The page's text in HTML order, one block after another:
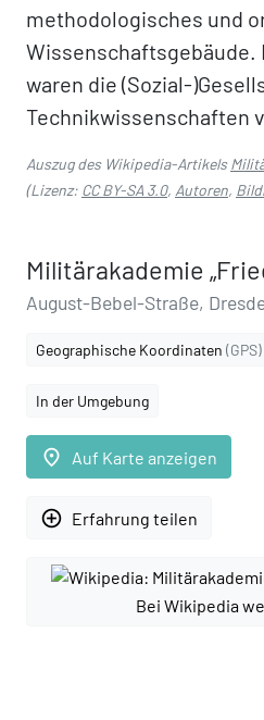
methodologisches und
Wissenschaftsgebäude.
waren die (Sozial-
Technikwissenschaften
Auszug des Wikipedia-Artikels
(Lizenz: CC BY-SA 3.0, Autoren,
Militärakademie
August-Bebel-Straße,
Geographische Koordinaten (GPS)
In der Umgebung
place Auf Karte anzeigen
add_circle_outline Erfahrung teilen
Bei Wikipedia